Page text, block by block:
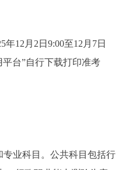
12月2日9:00至12月7日
平台”自行下载打印准考
业科目。公共科目包括行